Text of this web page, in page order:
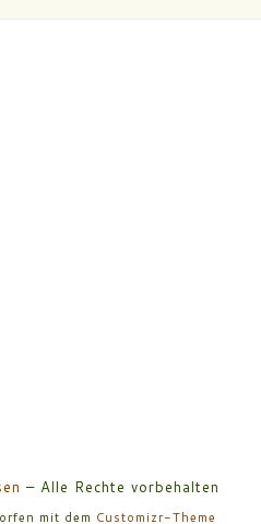
– Alle Rechte vorbehalten
mit dem Customizr-Theme